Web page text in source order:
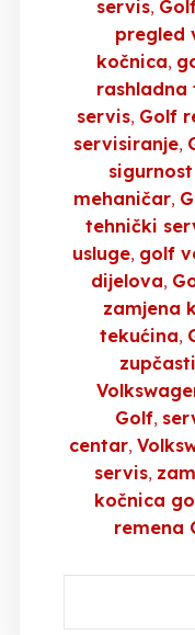
servis
pregled
kočnica
rashladna
servis Golf
servisiranje
mehaničar
tehnički
usluge golf
dijelova
zamjena
tekućina
Golf
centar
servis
kočnica
remena